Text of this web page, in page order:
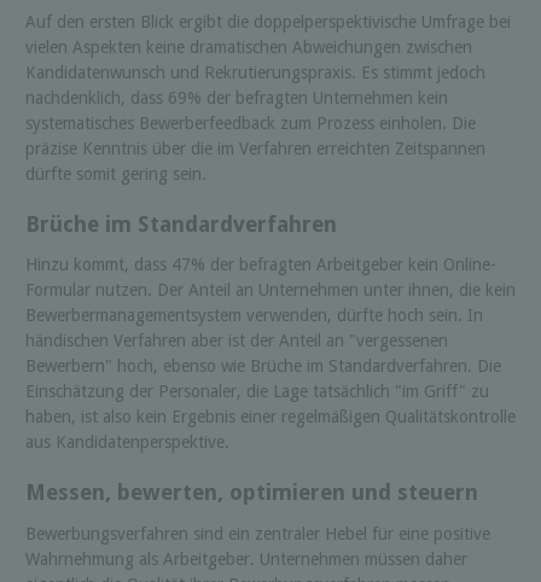
Auf den ersten Blick ergibt die doppelperspektivische Umfrage bei
vielen Aspekten keine dramatischen Abweichungen zwischen
Kandidatenwunsch und Rekrutierungspraxis. Es stimmt jedoch
nachdenklich, dass 69% der befragten Unternehmen kein
systematisches Bewerberfeedback zum Prozess einholen. Die
präzise Kenntnis über die im Verfahren erreichten Zeitspannen
dürfte somit gering sein.
Brüche im Standardverfahren
Hinzu kommt, dass 47% der befragten Arbeitgeber kein Online-
Formular nutzen. Der Anteil an Unternehmen unter ihnen, die kein
Bewerbermanagementsystem verwenden, dürfte hoch sein. In
händischen Verfahren aber ist der Anteil an "vergessenen
Bewerbern" hoch, ebenso wie Brüche im Standardverfahren. Die
Einschätzung der Personaler, die Lage tatsächlich "im Griff" zu
haben, ist also kein Ergebnis einer regelmäßigen Qualitätskontrolle
aus Kandidatenperspektive.
Messen, bewerten, optimieren und steuern
Bewerbungsverfahren sind ein zentraler Hebel für eine positive
Wahrnehmung als Arbeitgeber. Unternehmen müssen daher